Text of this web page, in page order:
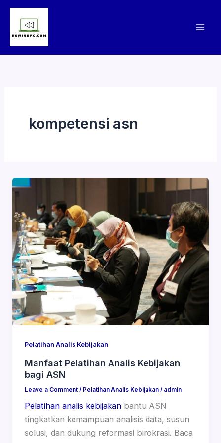
Skip
content
kompetensi asn
Pelatihan Analis Kebijakan
Manfaat Pelatihan Analis Kebijakan
bagi ASN
Leave a Comment / Pelatihan Analis Kebijakan/ admin
Pelatihan analis kebijakanbantu ASN
tingkatkan kemampuan analisis data, susun
solusi, dan dukung reformasi birokrasi. Baca